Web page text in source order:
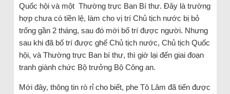
Quốc hội và một Thường trực Ban Bí thư. Đây là trường
hợp chưa có tiền lệ, làm cho vị trí Chủ tịch nước bị bỏ
trống gần 2 tháng, sau đó mới bố trí được người. Nhưng
sau khi đã bố trí được ghế Chủ tịch nước, Chủ tịch Quốc
hội, và Thường trực Ban bí thư, thì giờ lại đến giai đoạn
tranh giành chức Bộ trưởng Bộ Công an.
Mới đây, thông tin rò rỉ cho biết, phe Tô Lâm đã tiến được